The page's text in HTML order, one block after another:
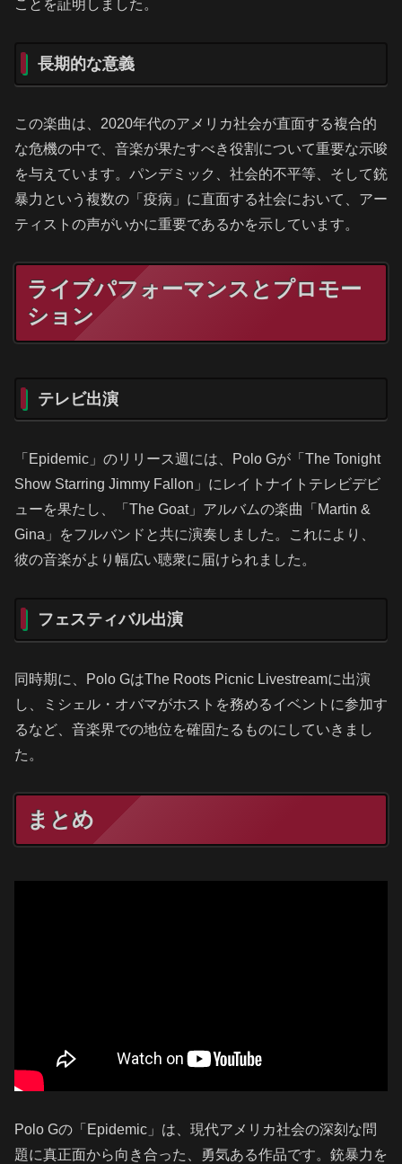
ことを証明しました。
長期的な意義
この楽曲は、2020年代のアメリカ社会が直面する複合的
な危機の中で、音楽が果たすべき役割について重要な示唆
を与えています。パンデミック、社会的不平等、そして銃
暴力という複数の「疫病」に直面する社会において、アー
ティストの声がいかに重要であるかを示しています。
ライブパフォーマンスとプロモー
ション
テレビ出演
「Epidemic」のリリース週には、Polo Gが「The Tonight
Show Starring Jimmy Fallon」にレイトナイトテレビデビ
ューを果たし、「The Goat」アルバムの楽曲「Martin &
Gina」をフルバンドと共に演奏しました。これにより、
彼の音楽がより幅広い聴衆に届けられました。
フェスティバル出演
同時期に、Polo GはThe Roots Picnic Livestreamに出演
し、ミシェル・オバマがホストを務めるイベントに参加す
るなど、音楽界での地位を確固たるものにしていきまし
た。
まとめ
Polo Gの「Epidemic」は、現代アメリカ社会の深刻な問
題に真正面から向き合った、勇気ある作品です。銃暴力を